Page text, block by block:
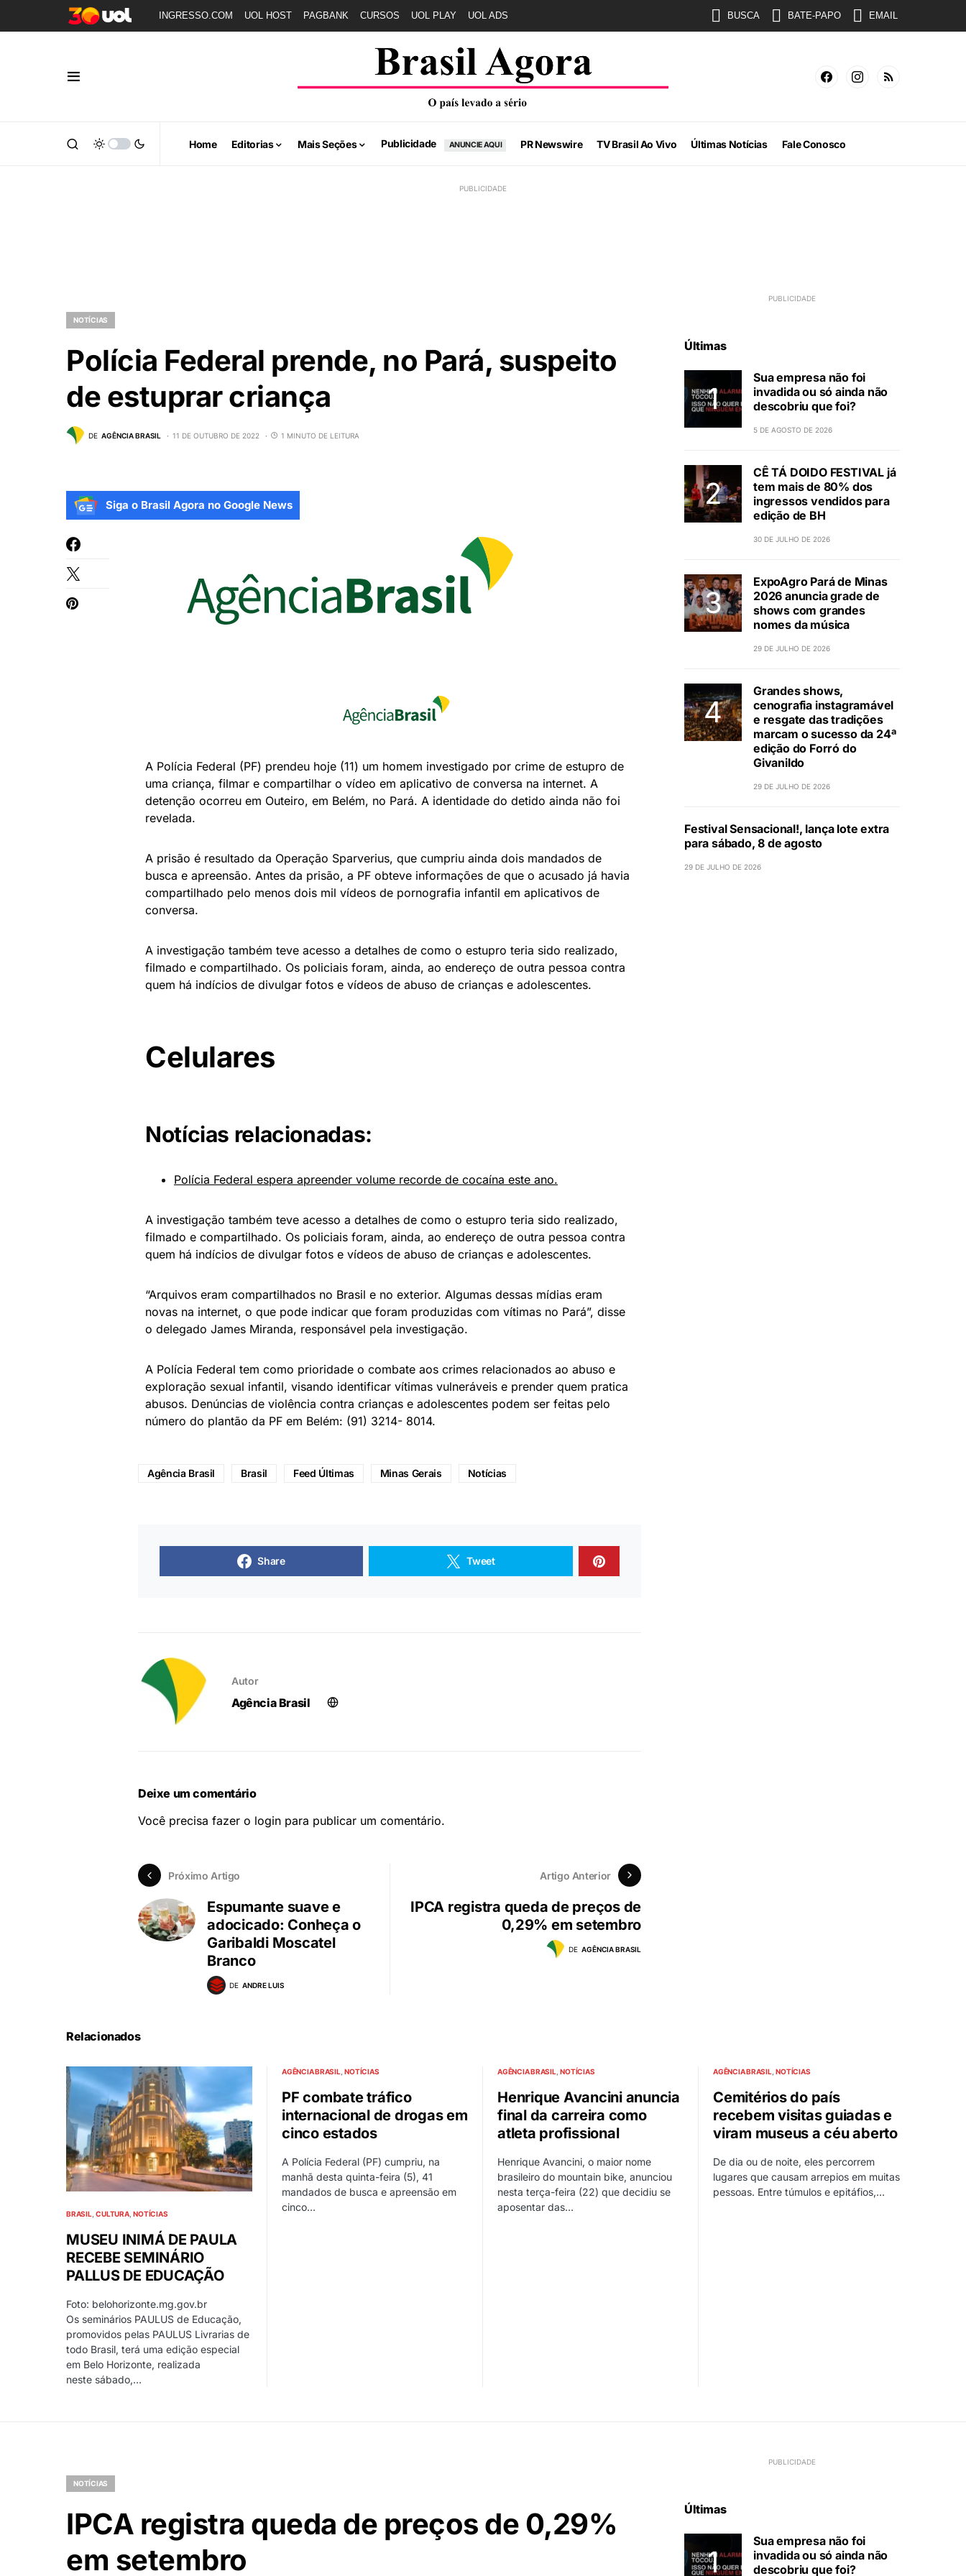
INGRESSO.COM UOL HOST PAGBANK CURSOS UOL PLAY UOL ADS BUSCA BATE-PAPO EMAIL
Home Editorias Mais Seções Publicidade ANUNCIE AQUI PR Newswire TV Brasil Ao Vivo Últimas Notícias Fale Conosco
NOTÍCIAS
Polícia Federal prende, no Pará, suspeito
de estuprar criança
DE AGÊNCIA BRASIL 11 DE OUTUBRO DE 2022 1 MINUTO DE LEITURA
Siga o Brasil Agora no Google News
A Polícia Federal (PF) prendeu hoje (11) um homem investigado por crime de estupro de
uma criança, filmar e compartilhar o vídeo em aplicativo de conversa na internet. A
detenção ocorreu em Outeiro, em Belém, no Pará. A identidade do detido ainda não foi
revelada.
A prisão é resultado da Operação Sparverius, que cumpriu ainda dois mandados de
busca e apreensão. Antes da prisão, a PF obteve informações de que o acusado já havia
compartilhado pelo menos dois mil vídeos de pornografia infantil em aplicativos de
conversa.
A investigação também teve acesso a detalhes de como o estupro teria sido realizado,
filmado e compartilhado. Os policiais foram, ainda, ao endereço de outra pessoa contra
quem há indícios de divulgar fotos e vídeos de abuso de crianças e adolescentes.
Celulares
Notícias relacionadas:
Polícia Federal espera apreender volume recorde de cocaína este ano.
A investigação também teve acesso a detalhes de como o estupro teria sido realizado,
filmado e compartilhado. Os policiais foram, ainda, ao endereço de outra pessoa contra
quem há indícios de divulgar fotos e vídeos de abuso de crianças e adolescentes.
“Arquivos eram compartilhados no Brasil e no exterior. Algumas dessas mídias eram
novas na internet, o que pode indicar que foram produzidas com vítimas no Pará”, disse
o delegado James Miranda, responsável pela investigação.
A Polícia Federal tem como prioridade o combate aos crimes relacionados ao abuso e
exploração sexual infantil, visando identificar vítimas vulneráveis e prender quem pratica
abusos. Denúncias de violência contra crianças e adolescentes podem ser feitas pelo
número do plantão da PF em Belém: (91) 3214- 8014.
Agência Brasil Brasil Feed Últimas Minas Gerais Notícias
Share Tweet
Autor
Agência Brasil
Deixe um comentário
Você precisa fazer o login para publicar um comentário.
Próximo Artigo
Espumante suave e
adocicado: Conheça o
Garibaldi Moscatel
Branco
DE ANDRE LUIS
Artigo Anterior
IPCA registra queda de preços de
0,29% em setembro
DE AGÊNCIA BRASIL
Últimas
Sua empresa não foi
invadida ou só ainda não
descobriu que foi?
5 DE AGOSTO DE 2026
CÊ TÁ DOIDO FESTIVAL já
tem mais de 80% dos
ingressos vendidos para
edição de BH
30 DE JULHO DE 2026
ExpoAgro Pará de Minas
2026 anuncia grade de
shows com grandes
nomes da música
29 DE JULHO DE 2026
Grandes shows,
cenografia instagramável
e resgate das tradições
marcam o sucesso da 24ª
edição do Forró do
Givanildo
29 DE JULHO DE 2026
Festival Sensacional!, lança lote extra
para sábado, 8 de agosto
29 DE JULHO DE 2026
Relacionados
BRASIL CULTURA NOTÍCIAS
MUSEU INIMÁ DE PAULA
RECEBE SEMINÁRIO
PALLUS DE EDUCAÇÃO
Foto: belohorizonte.mg.gov.br
Os seminários PAULUS de Educação,
promovidos pelas PAULUS Livrarias de
todo Brasil, terá uma edição especial
em Belo Horizonte, realizada
neste sábado,…
AGÊNCIA BRASIL NOTÍCIAS
PF combate tráfico
internacional de drogas em
cinco estados
A Polícia Federal (PF) cumpriu, na
manhã desta quinta-feira (5), 41
mandados de busca e apreensão em
cinco…
AGÊNCIA BRASIL NOTÍCIAS
Henrique Avancini anuncia
final da carreira como
atleta profissional
Henrique Avancini, o maior nome
brasileiro do mountain bike, anunciou
nesta terça-feira (22) que decidiu se
aposentar das…
AGÊNCIA BRASIL NOTÍCIAS
Cemitérios do país
recebem visitas guiadas e
viram museus a céu aberto
De dia ou de noite, eles percorrem
lugares que causam arrepios em muitas
pessoas. Entre túmulos e epitáfios,…
NOTÍCIAS
IPCA registra queda de preços de 0,29%
em setembro
Últimas
Sua empresa não foi
invadida ou só ainda não
descobriu que foi?